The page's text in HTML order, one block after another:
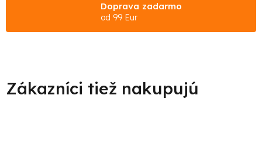
Doprava zadarmo
od 99 Eur